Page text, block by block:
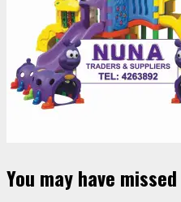
You may have missed